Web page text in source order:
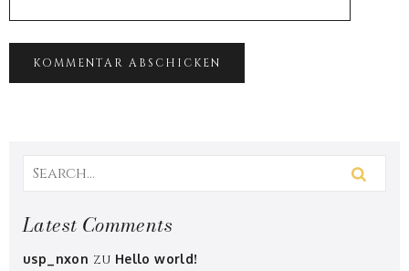
Latest Comments
usp_nxon zu Hello world!